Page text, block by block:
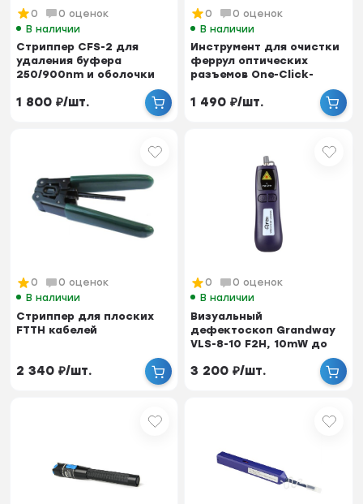
0
0 оценок
В наличии
Стриппер CFS-2 для
удаления буфера
250/900nm и оболочки
1 800 ₽/шт.
0
0 оценок
В наличии
Инструмент для очистки
феррул оптических
разъемов One-Click-
1 490 ₽/шт.
0
0 оценок
В наличии
Стриппер для плоских
FTTH кабелей
2 340 ₽/шт.
0
0 оценок
В наличии
Визуальный
дефектоскоп Grandway
VLS-8-10 F2H, 10mW до
3 200 ₽/шт.